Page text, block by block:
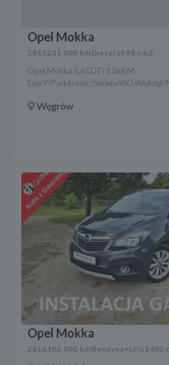
Opel Mokka
2015231 000 km Diesel 1598 cm3
Opel Mokka 1,6CDTi 136KM
EnjoY/Parktronic/SerwisASO/Alufelgi/
Węgrów
Opel Mokka
2016 182 000 km Benzyna+LPG 1400